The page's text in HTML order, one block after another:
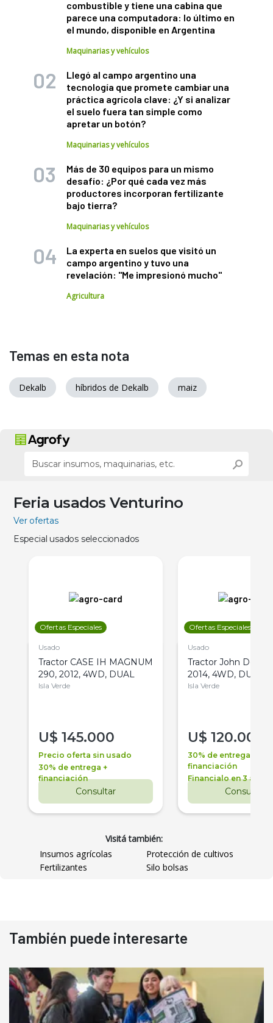
combustible y tiene una cabina que
parece una computadora: lo último en
el mundo, disponible en Argentina
Maquinarias y vehículos
Llegó al campo argentino una
tecnología que promete cambiar una
práctica agrícola clave: ¿Y si analizar
el suelo fuera tan simple como
apretar un botón?
Maquinarias y vehículos
Más de 30 equipos para un mismo
desafío: ¿Por qué cada vez más
productores incorporan fertilizante
bajo tierra?
Maquinarias y vehículos
La experta en suelos que visitó un
campo argentino y tuvo una
revelación: "Me impresionó mucho"
Agricultura
Temas en esta nota
Dekalb híbridos de Dekalb maiz
Feria usados Venturino
Ver ofertas
Especial usados seleccionados
Ofertas Especiales
Usado
Tractor CASE IH MAGNUM
290, 2012, 4WD, DUAL
Isla Verde
U$ 145.000
Precio oferta sin usado
30% de entrega +
financiación
Consultar
Ofertas Especiales
Usado
Tractor John Deere
2014, 4WD, DUAL
Isla Verde
U$ 120.000
30% de entrega +
financiación
Financialo en 3 años
Consultar
Visitá también:
Insumos agrícolas
Protección de cultivos
Fertilizantes
Silo bolsas
También puede interesarte